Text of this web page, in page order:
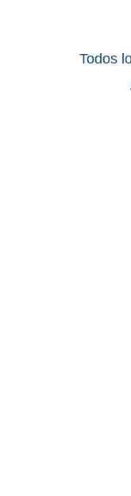
Todos